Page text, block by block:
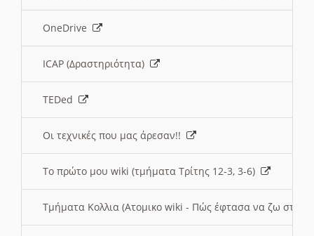
OneDrive
ICAP (Δραστηριότητα)
TEDed
Οι τεχνικές που μας άρεσαν!!
Το πρώτο μου wiki (τμήματα Τρίτης 12-3, 3-6)
Τμήματα Κολλια (Ατομικο wiki - Πώς έφτασα να ζω στην